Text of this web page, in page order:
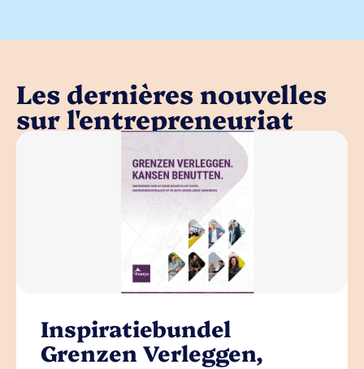
Les dernières nouvelles
sur l'entrepreneuriat
Inspiratiebundel
Grenzen Verleggen,